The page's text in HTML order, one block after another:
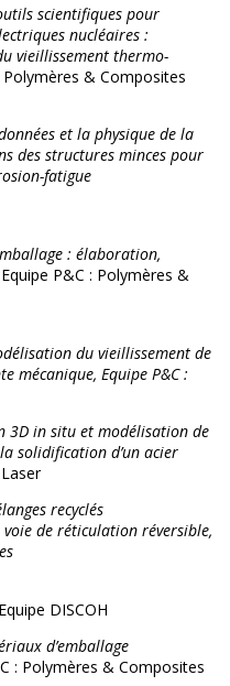
scientifiques pour
nucléaires :
vieillissement thermo-
Polymères & Composites
et la physique de la
des structures minces pour
fatigue
: élaboration,
Equipe P&C : Polymères &
du vieillissement de
mécanique, Equipe P&C :
3D in situ et modélisation de
solidification d’un acier
recyclés
de réticulation réversible,
Equipe DISCOH
d’emballage
: Polymères & Composites